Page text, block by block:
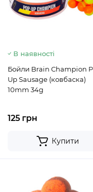
В наявності
Бойли Brain Champion
Up Sausage (ковбаска)
10mm 34g
125 грн
Купити